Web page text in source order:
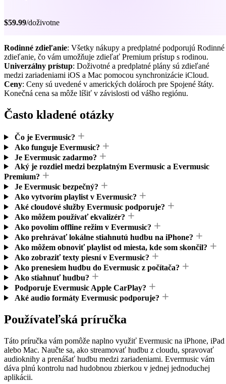
$59.99/doživotne
Rodinné zdieľanie: Všetky nákupy a predplatné podporujú Rodinné
zdieľanie, čo vám umožňuje zdieľať Premium prístup s rodinou.
Univerzálny prístup: Doživotné a predplatné plány sú zdieľané
medzi zariadeniami iOS a Mac pomocou synchronizácie iCloud.
Ceny: Ceny sú uvedené v amerických dolároch pre Spojené štáty.
Konečná cena sa môže líšiť v závislosti od vášho regiónu.
Často kladené otázky
Čo je Evermusic?
Ako funguje Evermusic?
Je Evermusic zadarmo?
Aký je rozdiel medzi bezplatným Evermusic a Evermusic
Premium?
Je Evermusic bezpečný?
Ako vytvorím playlist v Evermusic?
Aké cloudové služby Evermusic podporuje?
Ako môžem používať ekvalizér?
Ako povolím offline režim v Evermusic?
Ako prehrávať lokálne stiahnutú hudbu na iPhone?
Ako môžem obnoviť playlist od miesta, kde som skončil?
Ako zobraziť texty piesní v Evermusic?
Ako prenesiem hudbu do Evermusic z počítača?
Ako stiahnuť hudbu?
Podporuje Evermusic Apple CarPlay?
Aké audio formáty Evermusic podporuje?
Používateľská príručka
Táto príručka vám pomôže naplno využiť Evermusic na iPhone, iPad
alebo Mac. Naučte sa, ako streamovať hudbu z cloudu, spravovať
audioknihy a prenášať hudbu medzi zariadeniami. Evermusic vám
dáva plnú kontrolu nad hudobnou zbierkou v jednej jednoduchej
aplikácii.